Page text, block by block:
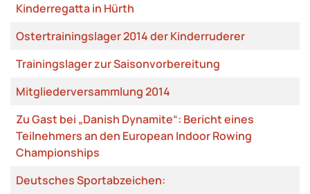
Kinderregatta in Hürth
Ostertrainingslager 2014 der Kinderruderer
Trainingslager zur Saisonvorbereitung
Mitgliederversammlung 2014
Zu Gast bei „Danish Dynamite“: Bericht eines
Teilnehmers an den European Indoor Rowing
Championships
Deutsches Sportabzeichen: